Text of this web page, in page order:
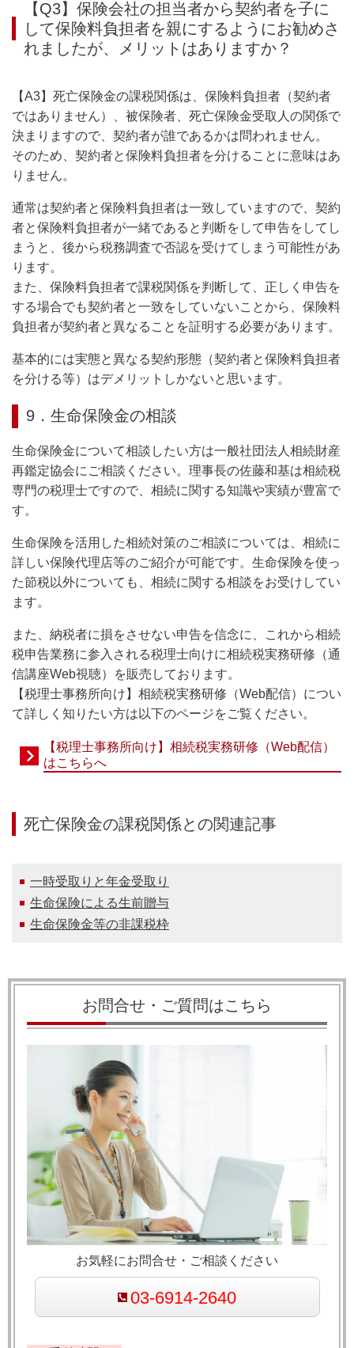
【Q3】保険会社の担当者から契約者を子に
して保険料負担者を親にするようにお勧めさ
れましたが、メリットはありますか？
【A3】死亡保険金の課税関係は、保険料負担者（契約者
ではありません）、被保険者、死亡保険金受取人の関係で
決まりますので、契約者が誰であるかは問われません。
そのため、契約者と保険料負担者を分けることに意味はあ
りません。
通常は契約者と保険料負担者は一致していますので、契約
者と保険料負担者が一緒であると判断をして申告をしてし
まうと、後から税務調査で否認を受けてしまう可能性があ
ります。
また、保険料負担者で課税関係を判断して、正しく申告を
する場合でも契約者と一致をしていないことから、保険料
負担者が契約者と異なることを証明する必要があります。
基本的には実態と異なる契約形態（契約者と保険料負担者
を分ける等）はデメリットしかないと思います。
9．生命保険金の相談
生命保険金について相談したい方は一般社団法人相続財産
再鑑定協会にご相談ください。理事長の佐藤和基は相続税
専門の税理士ですので、相続に関する知識や実績が豊富で
す。
生命保険を活用した相続対策のご相談については、相続に
詳しい保険代理店等のご紹介が可能です。生命保険を使っ
た節税以外についても、相続に関する相談をお受けしてい
ます。
また、納税者に損をさせない申告を信念に、これから相続
税申告業務に参入される税理士向けに相続税実務研修（通
信講座Web視聴）を販売しております。
【税理士事務所向け】相続税実務研修（Web配信）につい
て詳しく知りたい方は以下のページをご覧ください。
【税理士事務所向け】相続税実務研修（Web配信）
はこちらへ
死亡保険金の課税関係との関連記事
一時受取りと年金受取り
生命保険による生前贈与
生命保険金等の非課税枠
お問合せ・ご質問はこちら
お気軽にお問合せ・ご相談ください
03-6914-2640